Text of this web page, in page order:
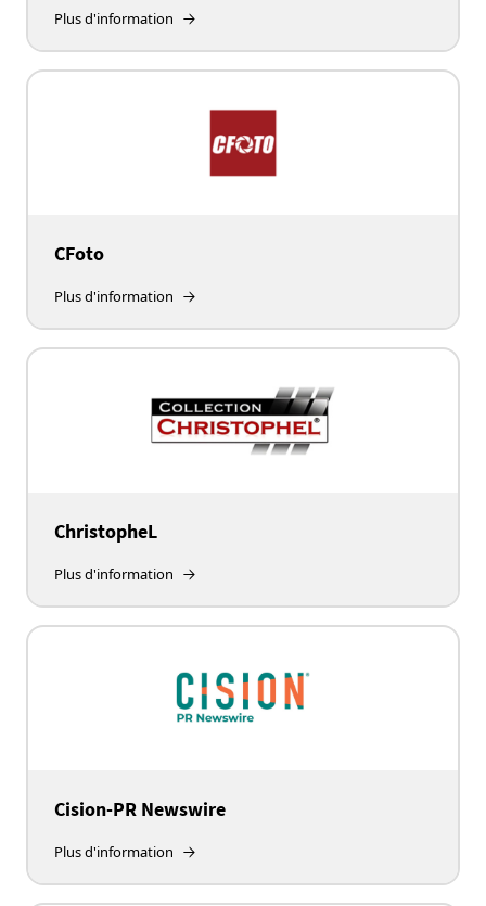
Plus d'information
CFoto
Plus d'information
ChristopheL
Plus d'information
Cision-PR Newswire
Plus d'information